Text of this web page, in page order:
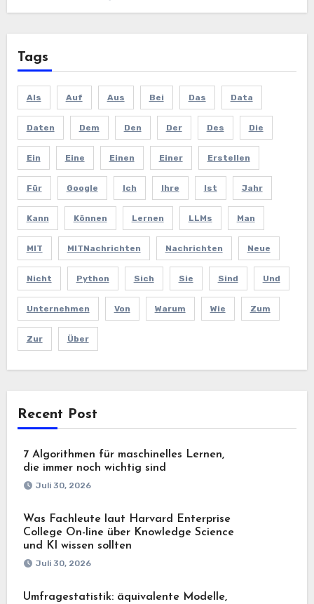
Tags
Als Auf Aus Bei Das Data
Daten Dem Den Der Des Die
Ein Eine Einen Einer Erstellen
Für Google Ich Ihre Ist Jahr
Kann Können Lernen LLMs Man
MIT MITNachrichten Nachrichten Neue
Nicht Python Sich Sie Sind Und
Unternehmen Von Warum Wie Zum
Zur Über
Recent Post
7 Algorithmen für maschinelles Lernen,
die immer noch wichtig sind
Juli 30, 2026
Was Fachleute laut Harvard Enterprise
College On-line über Knowledge Science
und KI wissen sollten
Juli 30, 2026
Umfragestatistik: äquivalente Modelle,